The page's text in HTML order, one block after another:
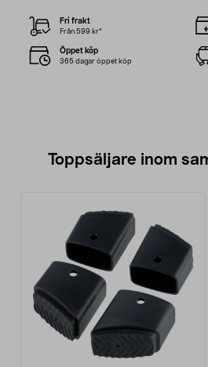
Fri frakt
Från 599 kr*
Öppet köp
365 dagar öppet köp
Toppsäljare inom